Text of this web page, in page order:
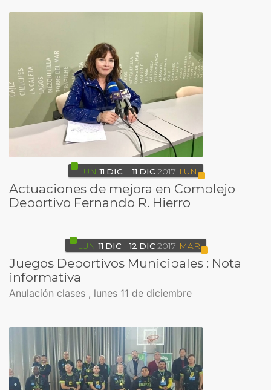
LUN 11 DIC 11 DIC 2017 LUN
Actuaciones de mejora en Complejo
Deportivo Fernando R. Hierro
LUN 11 DIC 12 DIC 2017 MAR
Juegos Deportivos Municipales : Nota
informativa
Anulación clases , lunes 11 de diciembre